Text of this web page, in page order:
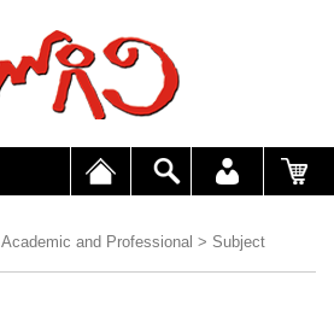
Academic and Professional > Subject